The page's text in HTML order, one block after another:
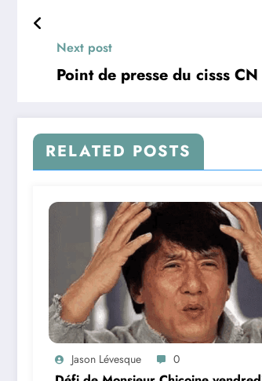
Next post
Point de presse du cisss
RELATED POSTS
Jason Lévesque 0